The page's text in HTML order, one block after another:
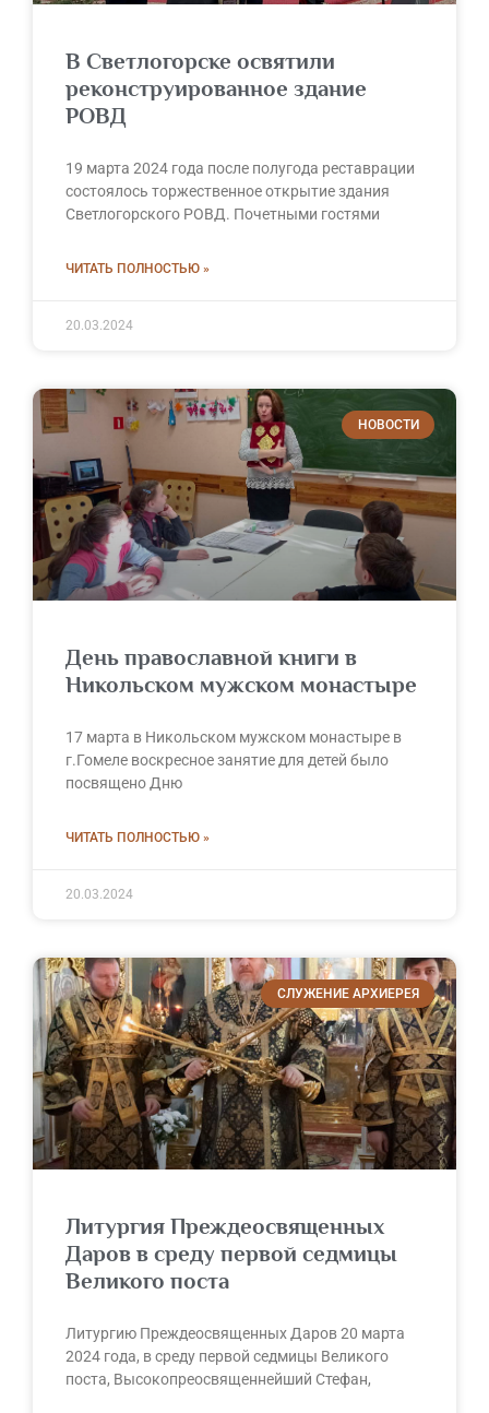
В Светлогорске освятили
реконструированное здание
РОВД
19 марта 2024 года после полугода реставрации
состоялось торжественное открытие здания
Светлогорского РОВД. Почетными гостями
ЧИТАТЬ ПОЛНОСТЬЮ »
20.03.2024
НОВОСТИ
День православной книги в
Никольском мужском монастыре
17 марта в Никольском мужском монастыре в
г.Гомеле воскресное занятие для детей было
посвящено Дню
ЧИТАТЬ ПОЛНОСТЬЮ »
20.03.2024
СЛУЖЕНИЕ АРХИЕРЕЯ
Литургия Преждеосвященных
Даров в среду первой седмицы
Великого поста
Литургию Преждеосвященных Даров 20 марта
2024 года, в среду первой седмицы Великого
поста, Высокопреосвященнейший Стефан,